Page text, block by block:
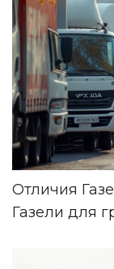
Отличия
Газели для